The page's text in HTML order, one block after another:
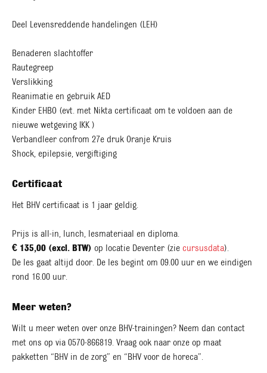
Deel Levensreddende handelingen (LEH)
Benaderen slachtoffer
Rautegreep
Verslikking
Reanimatie en gebruik AED
Kinder EHBO (evt. met Nikta certificaat om te voldoen aan de
nieuwe wetgeving IKK )
Verbandleer confrom 27e druk Oranje Kruis
Shock, epilepsie, vergiftiging
Certificaat
Het BHV certificaat is 1 jaar geldig.
Prijs is all-in, lunch, lesmateriaal en diploma.
€ 135,00 (excl. BTW) op locatie Deventer (zie cursusdata).
De les gaat altijd door. De les begint om 09.00 uur en we eindigen
rond 16.00 uur.
Meer weten?
Wilt u meer weten over onze BHV-trainingen? Neem dan contact
met ons op via 0570-866819. Vraag ook naar onze op maat
pakketten “BHV in de zorg” en “BHV voor de horeca”.